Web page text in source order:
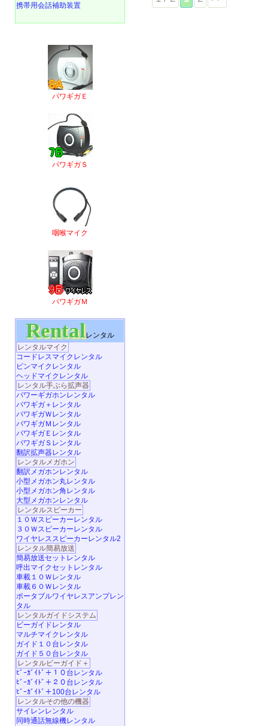
携帯用会話補助装置
パワギガＥ
パワギガＳ
咽喉マイク
パワギガＭ
Rentalレンタル
レンタルマイク
コードレスマイクレンタル
ピンマイクレンタル
ヘッドマイクレンタル
レンタル手ぶら拡声器
パワーギガホンレンタル
パワギガ＋レンタル
パワギガＷレンタル
パワギガＭレンタル
パワギガＥレンタル
パワギガＳレンタル
翻訳拡声器レンタル
レンタルメガホン
翻訳メガホンレンタル
小型メガホン丸レンタル
小型メガホン角レンタル
大型メガホンレンタル
レンタルスピーカー
１０Ｗスピーカーレンタル
３０Ｗスピーカーレンタル
ワイヤレススピーカーレンタル2
レンタル簡易放送
簡易放送セットレンタル
呼出マイクセットレンタル
車載１０Ｗレンタル
車載６０Ｗレンタル
ポータブルワイヤレスアンプレン
タル
レンタルガイドシステム
ビーガイドレンタル
マルチマイクレンタル
ガイド１０台レンタル
ガイド５０台レンタル
レンタルビーガイド＋
ﾋﾞｰｶﾞｲﾄﾞ＋１０台レンタル
ﾋﾞｰｶﾞｲﾄﾞ＋２０台レンタル
ﾋﾞｰｶﾞｲﾄﾞ＋100台レンタル
レンタルその他の機器
サイレンレンタル
同時通話無線機レンタル